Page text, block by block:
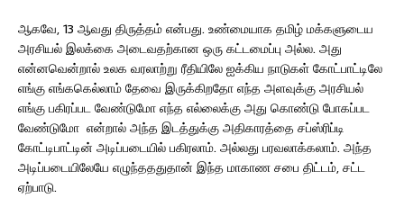
ஆகவே, 13 ஆவது திருத்தம் என்பது. உண்மையாக தமிழ் மக்களுடைய
அரசியல் இலக்கை அடைவதற்கான ஒரு கட்டமைப்பு அல்ல. அது
என்னவென்றால் உலக வரலாற்று ரீதியிலே ஐக்கிய நாடுகள் கோட்பாட்டிலே
எங்கு எங்ககெல்லாம் தேவை இருக்கிறதோ எந்த அளவுக்கு அரசியல்
எங்கு பகிரப்பட வேண்டுமோ எந்த எல்லைக்கு அது கொண்டு போகப்பட
வேண்டுமோ என்றால் அந்த இடத்துக்கு அதிகாரத்தை சப்ஸ்ரிப்டி
கோட்டிபாட்டின் அடிப்படையில் பகிரலாம். அல்லது பரவலாக்கலாம். அந்த
அடிப்படையிலேயே எழுந்தததுதான் இந்த மாகாண சபை திட்டம், சட்ட
ஏற்பாடு.